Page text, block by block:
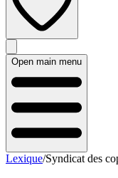
Open main menu
Lexique/Syndicat des